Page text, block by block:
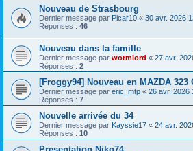
Nouveau de Strasbourg
Dernier message par Picar10 « 30 avr. 2026
Réponses : 46
Nouveau dans la famille
Dernier message par wormlord « 27 avr.
Réponses : 2
[Froggy94] Nouveau en MAZDA 323
Dernier message par eric_mtp « 26 avr. 2026
Réponses : 7
Nouvelle arrivée du 34
Dernier message par Kayssie17 « 24 avr.
Réponses : 10